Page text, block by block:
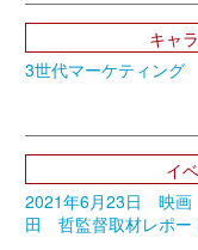
キャ
3世代マーケティング
イ
2021年6月23日 映画
田 哲監督取材レポー